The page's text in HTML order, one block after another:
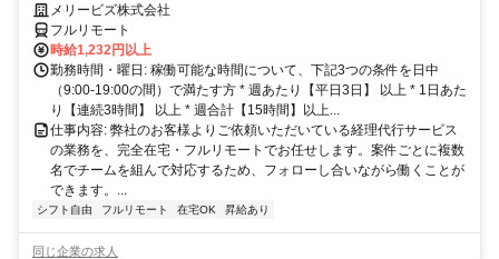
完全在宅で育児・介護中の方も大歓迎♪
メリービズ株式会社
フルリモート
時給1,232円以上
勤務時間・曜日: 稼働可能な時間について、下記3つの条件を日中
（9:00-19:00の間）で満たす方 * 週あたり【平日3日】 以上 * 1日あた
り【連続3時間】 以上 * 週合計【15時間】以上...
仕事内容: 弊社のお客様よりご依頼いただいている経理代行サービス
の業務を、完全在宅・フルリモートでお任せします。案件ごとに複数
名でチームを組んで対応するため、フォローし合いながら働くことが
できます。...
シフト自由 フルリモート 在宅OK 昇給あり
同じ企業の求人